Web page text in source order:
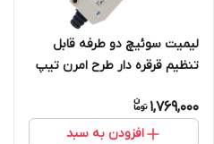
لیمیت سوئیچ دو طرفه قابل
تنظیم قرقره دار طرح امرن تیپ
CHL-5030
1,769,000
افزودن به سبد